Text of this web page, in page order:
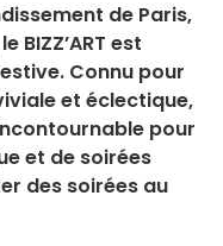
de Paris,
BIZZ’ART est
Connu pour
et éclectique,
pour
et de soirées
des soirées au